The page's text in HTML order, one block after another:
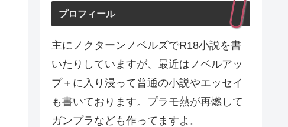
プロフィール
主にノクターンノベルズでR18小説を書
いたりしていますが、最近はノベルアッ
プ＋に入り浸って普通の小説やエッセイ
も書いております。プラモ熱が再燃して
ガンプラなども作ってますよ。